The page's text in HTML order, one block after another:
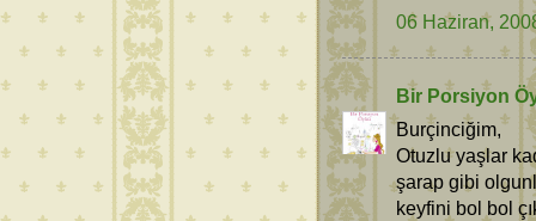
06 Haziran,
Bir Porsiyon
Burçinciğim,
Otuzlu yaşlar
şarap gibi
keyfini bol bol